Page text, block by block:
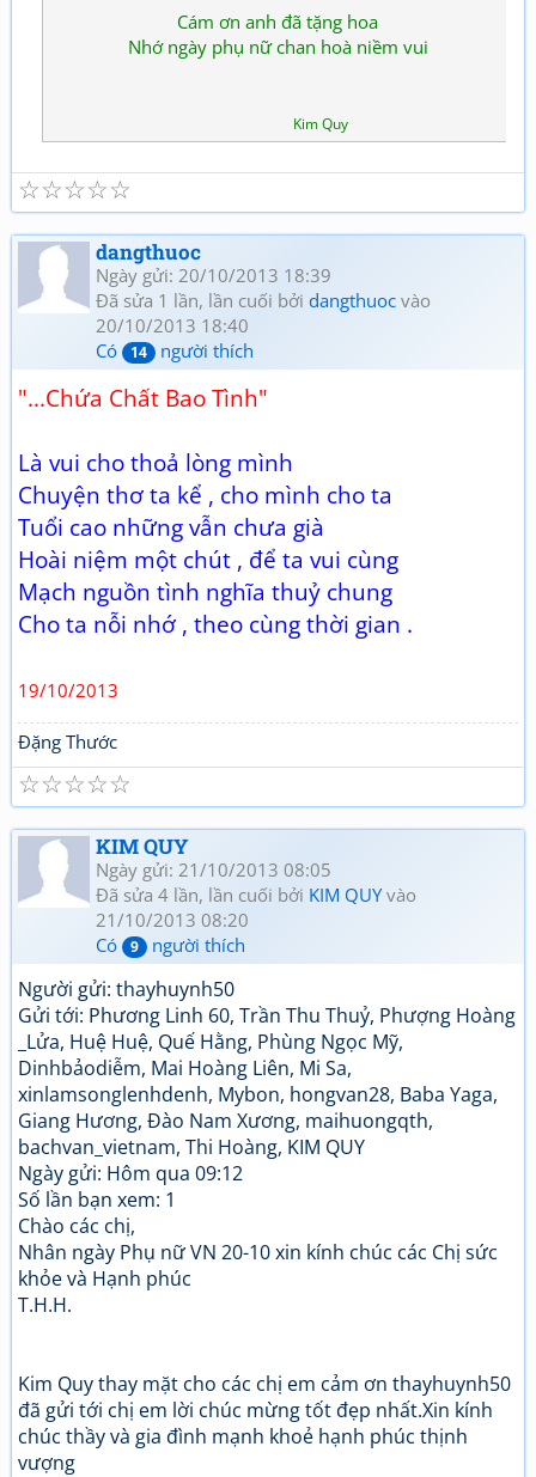
Cám ơn anh đã tặng hoa
Nhớ ngày phụ nữ chan hoà niềm vui
Kim Quy
☆
☆
☆
☆
☆
dangthuoc
Ngày gửi: 20/10/2013 18:39
Đã sửa 1 lần, lần cuối bởi dangthuoc vào
20/10/2013 18:40
Có
14 người thích
"...Chứa Chất Bao Tình"
Là vui cho thoả lòng mình
Chuyện thơ ta kể , cho mình cho ta
Tuổi cao những vẫn chưa già
Hoài niệm một chút , để ta vui cùng
Mạch nguồn tình nghĩa thuỷ chung
Cho ta nỗi nhớ , theo cùng thời gian .
19/10/2013
Đặng Thước
☆
☆
☆
☆
☆
KIM QUY
Ngày gửi: 21/10/2013 08:05
Đã sửa 4 lần, lần cuối bởi KIM QUYvào
21/10/2013 08:20
Có
9 người thích
Người gửi: thayhuynh50
Gửi tới: Phương Linh 60, Trần Thu Thuỷ, Phượng Hoàng
_Lửa, Huệ Huệ, Quế Hằng, Phùng Ngọc Mỹ,
Dinhbảodiễm, Mai Hoàng Liên, Mi Sa,
xinlamsonglenhdenh, Mybon, hongvan28, Baba Yaga,
Giang Hương, Đào Nam Xương, maihuongqth,
bachvan_vietnam, Thi Hoàng, KIM QUY
Ngày gửi: Hôm qua 09:12
Số lần bạn xem: 1
Chào các chị,
Nhân ngày Phụ nữ VN 20-10 xin kính chúc các Chị sức
khỏe và Hạnh phúc
T.H.H.
Kim Quy thay mặt cho các chị em cảm ơn thayhuynh50
đã gửi tới chị em lời chúc mừng tốt đẹp nhất.Xin kính
chúc thầy và gia đình mạnh khoẻ hạnh phúc thịnh
vượng